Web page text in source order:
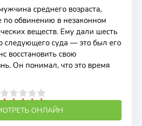
среднего возраста,
по обвинению в незаконном
веществ. Ему дали шесть
следующего суда — это был его
восстановить свою
Он понимал, что это время
ОНЛАЙН